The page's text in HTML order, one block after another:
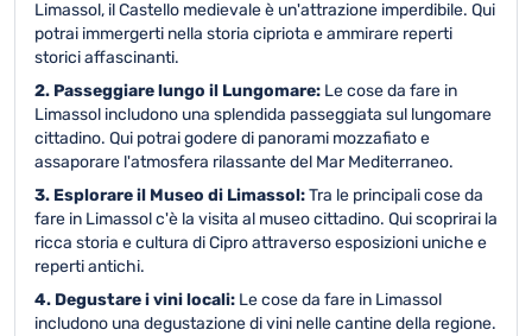
Limassol, il Castello medievale è un'attrazione imperdibile. Qui
potrai immergerti nella storia cipriota e ammirare reperti
storici affascinanti.
2. Passeggiare lungo il Lungomare: Le cose da fare in
Limassol includono una splendida passeggiata sul lungomare
cittadino. Qui potrai godere di panorami mozzafiato e
assaporare l'atmosfera rilassante del Mar Mediterraneo.
3. Esplorare il Museo di Limassol:Tra le principali cose da
fare in Limassol c'è la visita al museo cittadino. Qui scoprirai la
ricca storia e cultura di Cipro attraverso esposizioni uniche e
reperti antichi.
4. Degustare i vini locali: Le cose da fare in Limassol
includono una degustazione di vini nelle cantine della regione.